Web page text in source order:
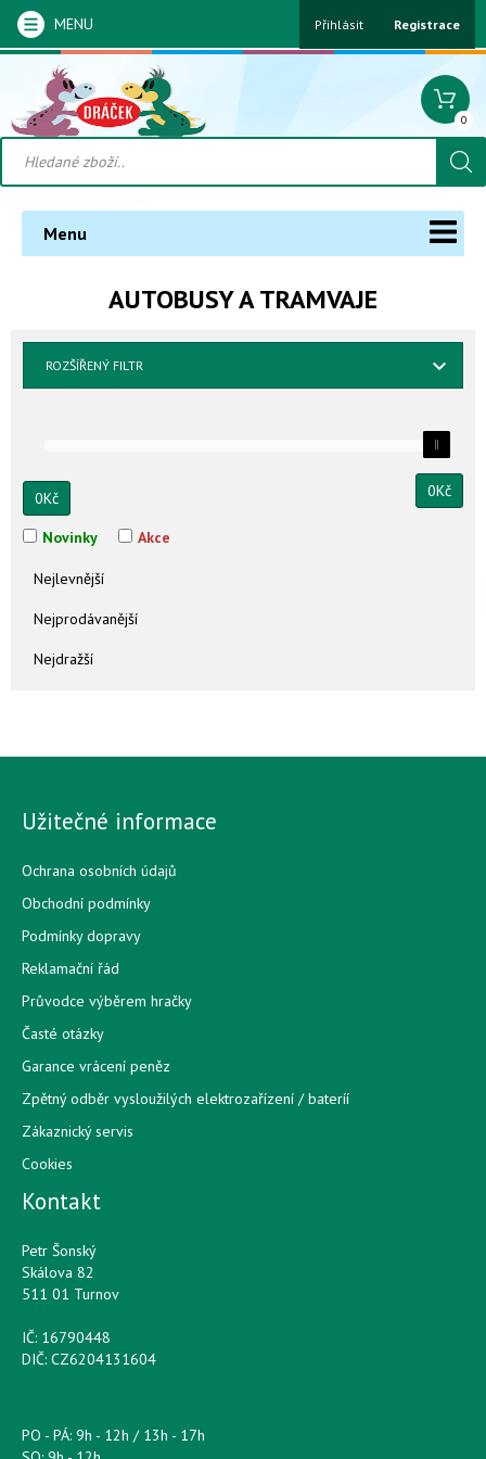
MENU Přihlásit Registrace
0
Menu
AUTOBUSY A TRAMVAJE
ROZŠÍŘENÝ FILTR
0Kč 0Kč
Novinky Akce
Nejlevnější
Nejprodávanější
Nejdražší
Užitečné informace
Ochrana osobních údajů
Obchodní podmínky
Podmínky dopravy
Reklamační řád
Průvodce výběrem hračky
Časté otázky
Garance vrácení peněz
Zpětný odběr vysloužilých elektrozařízení / bateríí
Zákaznický servis
Cookies
Kontakt
Petr Šonský
Skálova 82
511 01 Turnov
IČ: 16790448
DIČ: CZ6204131604
PO - PÁ: 9h - 12h / 13h - 17h